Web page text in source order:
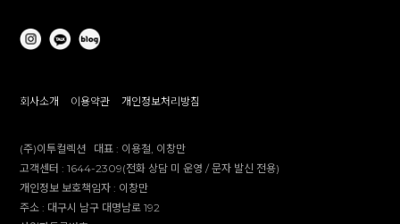
회사소개 이용약관 개인정보처리방침
(주)이투컬렉션 대표 : 이용철, 이창만
고객센터 :1644-2309(전화 상담 미 운영 / 문자 발신 전용)
개인정보 보호책임자 : 이창만
주소 : 대구시 남구 대명남로 192